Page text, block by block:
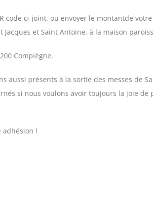
code ci-joint, ou envoyer le montantde votre
Jacques et Saint Antoine, à la maison
Compiègne.
aussi présents à la sortie des messes de
si nous voulons avoir toujours la joie
adhésion !